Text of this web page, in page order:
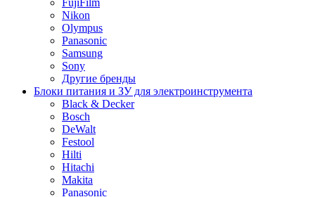
Nikon
Olympus
Panasonic
Samsung
Sony
Другие бренды
Блоки питания и ЗУ для электроинструмента
Black & Decker
Bosch
DeWalt
Festool
Hilti
Hitachi
Makita
Panasonic